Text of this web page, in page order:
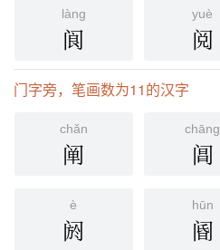
làng
阆
yuè
阅
门字旁，笔画数为11的汉字
chǎn
阐
chāng
阊
è
阏
hūn
阍